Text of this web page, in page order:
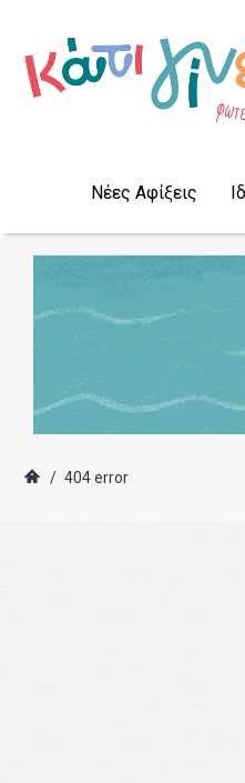
Νέες Αφίξεις
/ 404 error